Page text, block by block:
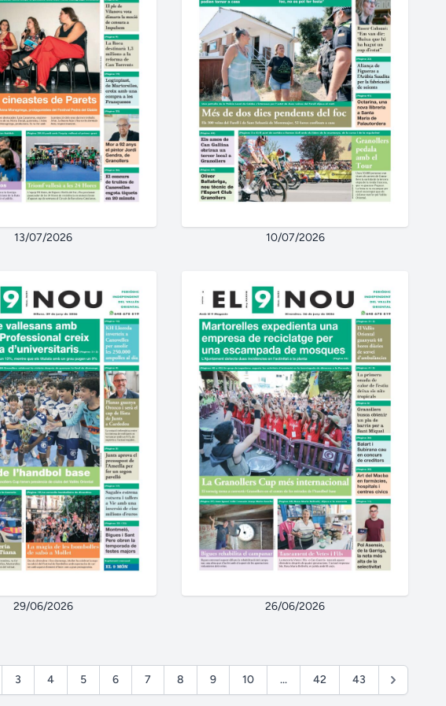
13/07/2026 10/07/2026
29/06/2026 26/06/2026
3 4 5 6 7 8 9 10 ... 42 43